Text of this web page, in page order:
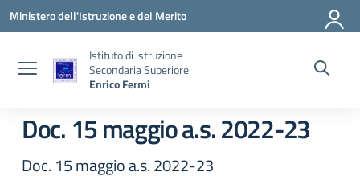
Vai ai contenuti
Vai al menu di navigazione
Vai al footer
Ministero dell'Istruzione e del Merito
Istituto di istruzione
Secondaria Superiore
Enrico Fermi
Doc. 15 maggio a.s. 2022-23
Doc. 15 maggio a.s. 2022-23